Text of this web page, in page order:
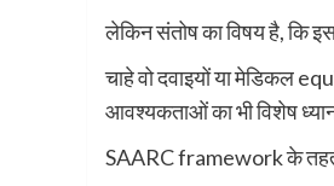
लेकिन संतोष का विषय है, कि
चाहे वो दवाइयों या मेडिकल
आवश्यकताओं का भी विशेष
SAARC framework के तहत